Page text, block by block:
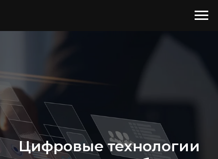
Цифровые технологии